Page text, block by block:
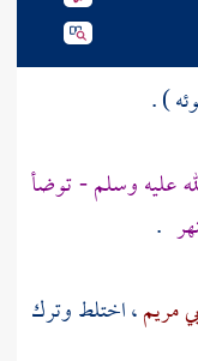
عليه وسلم - توضأ
.
مريم، اختلط وترك